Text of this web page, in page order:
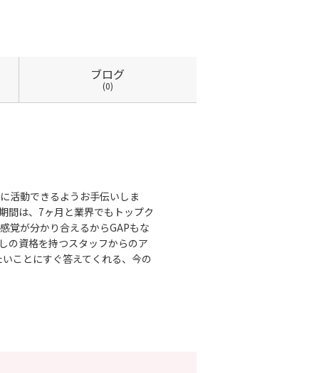
ブログ
(0)
活動できるようお手伝いしま
間は、7ヶ月と業界でもトップク
覚が分かり合えるからGAPもな
の資格を持つスタッフからのア
ことにすぐ答えてくれる、今の